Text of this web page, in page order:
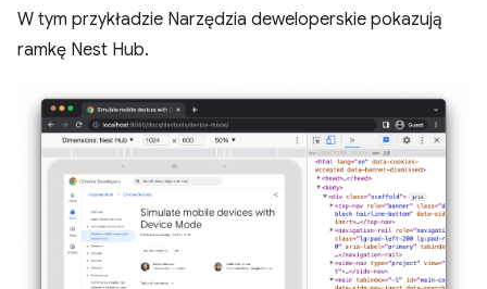
W tym przykładzie Narzędzia deweloperskie pokazują
ramkę Nest Hub.